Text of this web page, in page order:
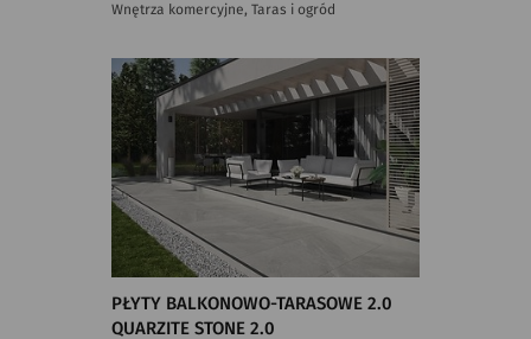
Wnętrza komercyjne, Taras i ogród
PŁYTY BALKONOWO-TARASOWE 2.0
QUARZITE STONE 2.0